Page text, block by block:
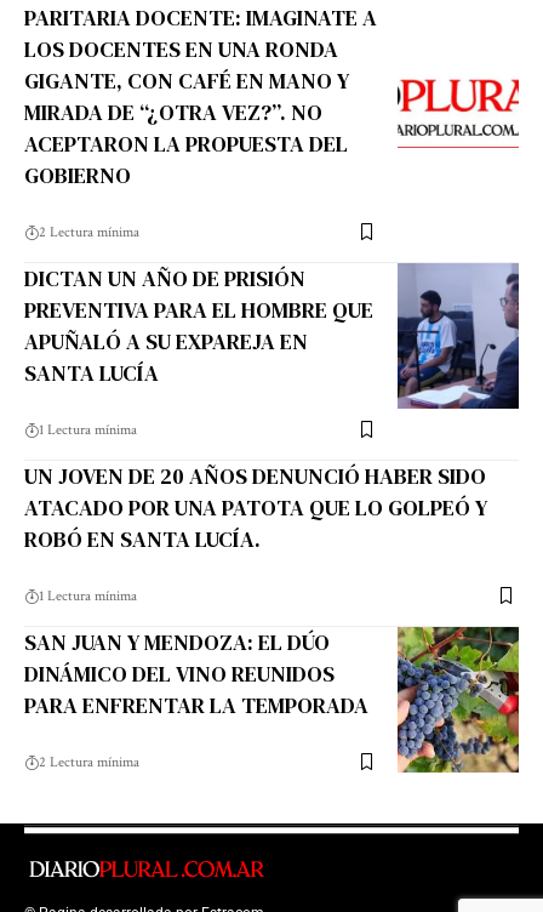
PARITARIA DOCENTE: IMAGINATE A
LOS DOCENTES EN UNA RONDA
GIGANTE, CON CAFÉ EN MANO Y
MIRADA DE “¿OTRA VEZ?”. NO
ACEPTARON LA PROPUESTA DEL
GOBIERNO
2 Lectura mínima
DICTAN UN AÑO DE PRISIÓN
PREVENTIVA PARA EL HOMBRE QUE
APUÑALÓ A SU EXPAREJA EN
SANTA LUCÍA
1 Lectura mínima
UN JOVEN DE 20 AÑOS DENUNCIÓ HABER SIDO
ATACADO POR UNA PATOTA QUE LO GOLPEÓ Y
ROBÓ EN SANTA LUCÍA.
1 Lectura mínima
SAN JUAN Y MENDOZA: EL DÚO
DINÁMICO DEL VINO REUNIDOS
PARA ENFRENTAR LA TEMPORADA
2 Lectura mínima